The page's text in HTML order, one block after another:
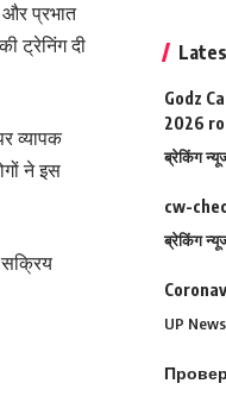
और प्रभात
ट्रेनिंग दी
व्यापक
ने इस
Godz
2026
ब्रेकिंग
cw-
ब्रेकिंग
UP News